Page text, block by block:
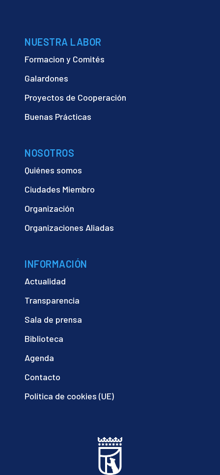
NUESTRA LABOR
Formacion y Comités
Galardones
Proyectos de Cooperación
Buenas Prácticas
NOSOTROS
Quiénes somos
Ciudades Miembro
Organización
Organizaciones Aliadas
INFORMACIÓN
Actualidad
Transparencia
Sala de prensa
Biblioteca
Agenda
Contacto
Política de cookies (UE)